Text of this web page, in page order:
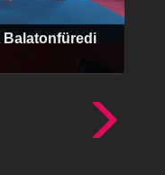
Balatonfüredi